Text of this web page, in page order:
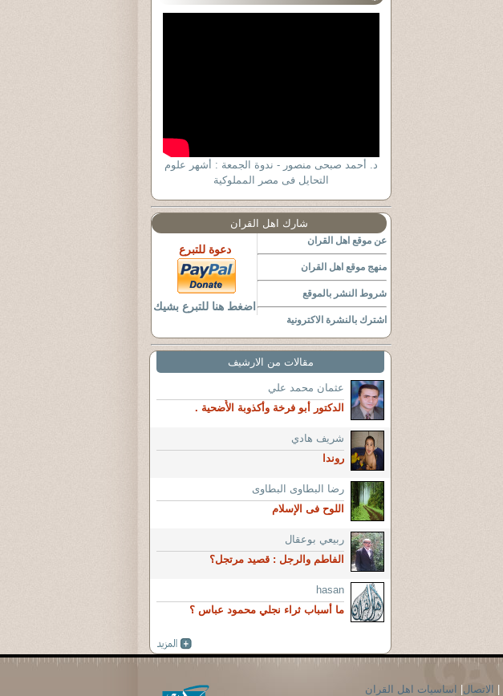
د. أحمد صبحى منصور - ندوة الجمعة : أشهر علوم
التحايل فى مصر المملوكية
شارك اهل القران
عن موقع اهل القران
منهج موقع اهل القران
شروط النشر بالموقع
اشترك بالنشرة الاكترونية
دعوة للتبرع
اضغط هنا للتبرع بشيك
مقالات من الارشيف
عثمان محمد علي
الدكتور أبو فرخة وأكذوبة الأُضحية .
شريف هادي
روندا
رضا البطاوى البطاوى
اللوح فى الإسلام
ربيعي بوعقال
الفاطم والرجل : قصيد مرتجل؟
hasan
ما أسباب ثراء نجلي محمود عباس ؟
الاتصال اساسيات اهل القران